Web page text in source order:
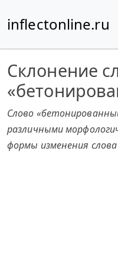
inflectonline.ru
Склонение
Слово
различными
формы изменения